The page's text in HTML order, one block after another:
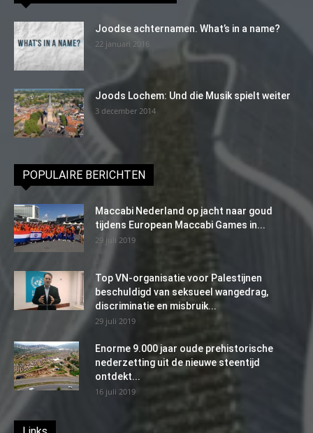
Joodse achternamen. What’s in a name?
22 januari 2016
Joods Lochem: Und die Musik spielt weiter
3 december 2014
POPULAIRE BERICHTEN
Maccabi Nederland op jacht naar goud
tijdens European Maccabi Games in...
29 juli 2019
Top VN-organisatie voor Palestijnen
beschuldigd van seksueel wangedrag,
discriminatie en misbruik...
29 juli 2019
Enorme 9.000 jaar oude prehistorische
nederzetting uit de nieuwe steentijd
ontdekt...
16 juli 2019